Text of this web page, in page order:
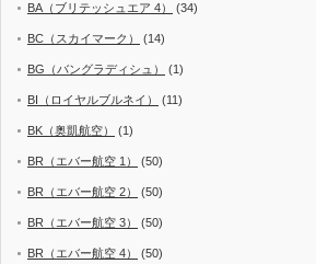
BA（ブリテッシュエア 4） (34)
BC（スカイマーク） (14)
BG（バングラディシュ） (1)
BI（ロイヤルブルネイ） (11)
BK（奥凱航空） (1)
BR（エバー航空 1） (50)
BR（エバー航空 2） (50)
BR（エバー航空 3） (50)
BR（エバー航空 4） (50)